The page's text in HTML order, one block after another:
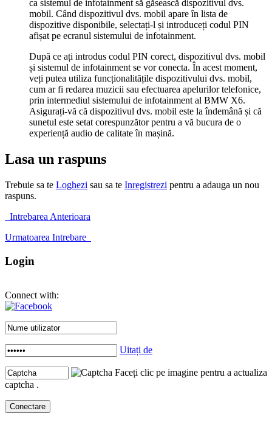
ca sistemul de infotainment să găsească dispozitivul dvs.
mobil. Când dispozitivul dvs. mobil apare în lista de
dispozitive disponibile, selectați-l și introduceți codul PIN
afișat pe ecranul sistemului de infotainment.
După ce ați introdus codul PIN corect, dispozitivul dvs. mobil
și sistemul de infotainment se vor conecta. În acest moment,
veți putea utiliza funcționalitățile dispozitivului dvs. mobil,
cum ar fi redarea muzicii sau efectuarea apelurilor telefonice,
prin intermediul sistemului de infotainment al BMW X6.
Asigurați-vă că dispozitivul dvs. mobil este la îndemână și că
sunetul este setat corespunzător pentru a vă bucura de o
experiență audio de calitate în mașină.
Lasa un raspuns
Trebuie sa te Loghezi sau sa te Inregistrezi pentru a adauga un nou
raspuns.
Intrebarea Anterioara
Urmatoarea Intrebare
Login
Connect with:
Uitați de
Faceți clic pe imagine pentru a actualiza
captcha .